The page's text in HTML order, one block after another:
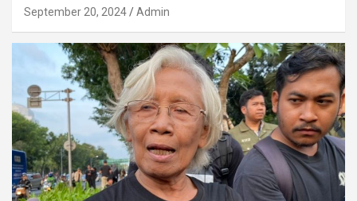
September 20, 2024 Admin